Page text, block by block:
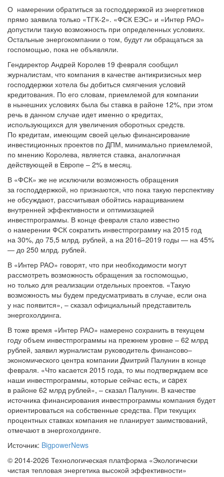
О намерении обратиться за господдержкой из энергетиков
прямо заявила только «ТГК-2». «ФСК ЕЭС» и «Интер РАО»
допустили такую возможность при определенных условиях.
Остальные энергокомпании о том, будут ли обращаться за
госпомощью, пока не объявляли.
Гендиректор Андрей Королев 19 февраля сообщил
журналистам, что компания в качестве антикризисных мер
господдержки хотела бы добиться смягчения условий
кредитования. По его словам, приемлемой для компании
в нынешних условиях была бы ставка в районе 12%, при этом
речь в данном случае идет именно о кредитах,
использующихся для увеличения оборотных средств.
По кредитам, имеющим своей целью финансирование
инвестиционных проектов по ДПМ, минимально приемлемой,
по мнению Королева, является ставка, аналогичная
действующей в Европе – 2% в месяц.
В «ФСК» же не исключили возможность обращения
за господдержкой, но признаются, что пока такую перспективу
не обсуждают, рассчитывая обойтись наращиванием
внутренней эффективности и оптимизацией
инвестпрограммы. В конце февраля стало известно
о намерении ФСК сократить инвестпрограмму на 2015 год
на 30%, до 75,5 млрд. рублей, а на 2016–2019 годы — на 45%
— до 250 млрд. рублей.
В «Интер РАО» говорят, что при необходимости могут
рассмотреть возможность обращения за госпомощью,
но только для реализации отдельных проектов. «Такую
возможность мы будем предусматривать в случае, если она
у нас появится», – сказал официальный представитель
энергохолдинга.
В тоже время «Интер РАО» намерено сохранить в текущем
году объем инвестпрограммы на прежнем уровне – 62 млрд
рублей, заявил журналистам руководитель финансово–
экономического центра компании Дмитрий Палунин в конце
февраля. «Что касается 2015 года, то мы подтверждаем все
наши инвестпрограммы, которые сейчас есть, и capex
в районе 62 млрд рублей», – сказал Палунин. В качестве
источника финансирования инвестпрограммы компания будет
ориентироваться на собственные средства. При текущих
процентных ставках компания не планирует заимствований,
отмечают в энергохолдинге.
Источник: BigpowerNews
© 2014-2026 Технологическая платформа «Экологически
чистая тепловая энергетика высокой эффективности»